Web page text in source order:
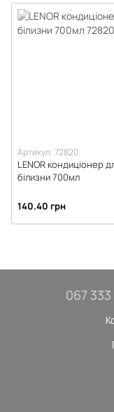
Артикул: 72820
LENOR кондиціонер
білизни 700мл
140.40 грн
067